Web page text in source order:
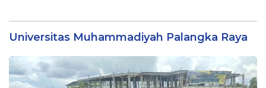
Universitas Muhammadiyah Palangka Raya